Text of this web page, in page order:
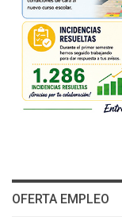
OFERTA EMPLEO